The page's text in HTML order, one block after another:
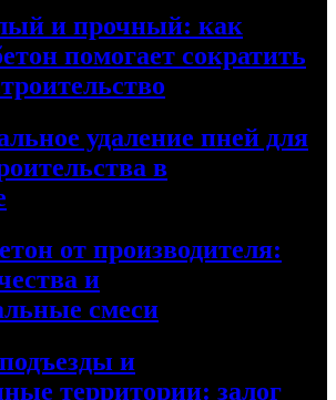
и прочный: как
помогает сократить
удаление пней для
в
от производителя:
и
смеси
и
территории: залог